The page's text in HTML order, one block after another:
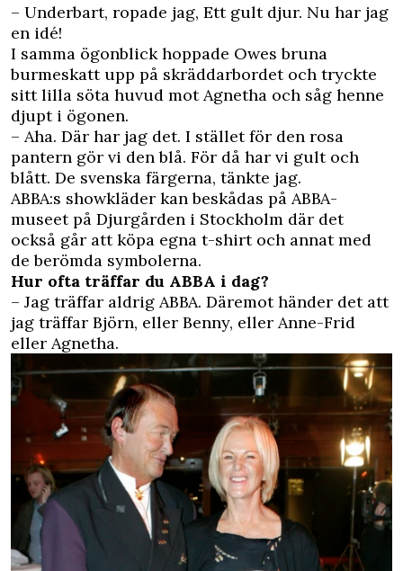
– Underbart, ropade jag, Ett gult djur. Nu har jag
en idé!
I samma ögonblick hoppade Owes bruna
burmeskatt upp på skräddarbordet och tryckte
sitt lilla söta huvud mot Agnetha och såg henne
djupt i ögonen.
– Aha. Där har jag det. I stället för den rosa
pantern gör vi den blå. För då har vi gult och
blått. De svenska färgerna, tänkte jag.
ABBA:s showkläder kan beskådas på ABBA-
museet på Djurgården i Stockholm där det
också går att köpa egna t-shirt och annat med
de berömda symbolerna.
Hur ofta träffar du ABBA i dag?
– Jag träffar aldrig ABBA. Däremot händer det att
jag träffar Björn, eller Benny, eller Anne-Frid
eller Agnetha.